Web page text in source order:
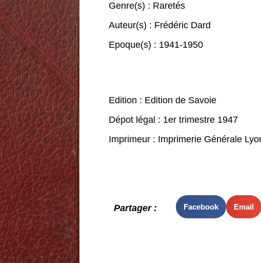
Genre(s) : Raretés
Auteur(s) : Frédéric Dard
Epoque(s) : 1941-1950
Edition : Edition de Savoie
Dépot légal : 1er trimestre 1947
Imprimeur : Imprimerie Générale
Partager : Facebook Email